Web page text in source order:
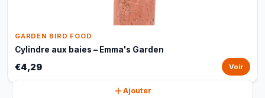
GARDEN BIRD FOOD
Cylindre aux baies – Emma's Garden
€4,29 Voir
Ajouter